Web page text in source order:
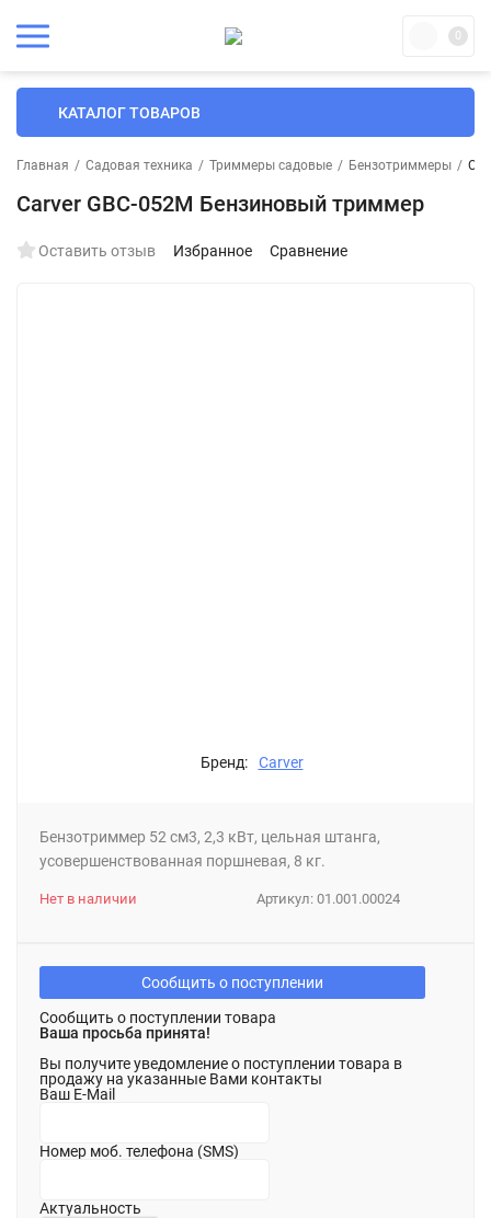
0
КАТАЛОГ ТОВАРОВ
Главная / Садовая техника / Триммеры садовые / Бензотриммеры /
Carver GBC-052M Бензиновый триммер
Оставить отзыв Избранное Сравнение
Бренд: Carver
Бензотриммер 52 см3, 2,3 кВт, цельная штанга,
усовершенствованная поршневая, 8 кг.
Артикул: 01.001.00024
Нет в наличии
Сообщить о поступлении
Сообщить о поступлении товара
Ваша просьба принята!
Вы получите уведомление о поступлении товара в
продажу на указанные Вами контакты
Ваш E-Mail
Номер моб. телефона (SMS)
Актуальность